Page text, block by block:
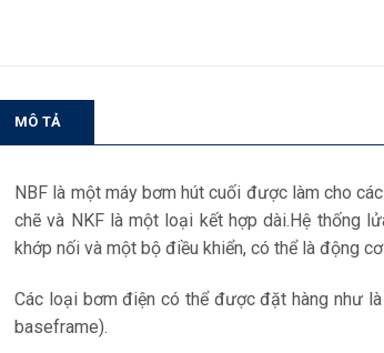
MÔ TẢ
NBF là một máy bơm hút cuối được làm cho
chẽ và NKF là một loại kết hợp dài.Hệ thống
khớp nối và một bộ điều khiển, có thể là động
Các loại bơm điện có thể được đặt hàng như
baseframe).